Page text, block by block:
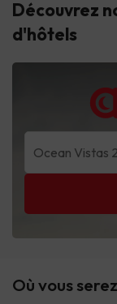
Où vous serez
Découvrez
d'hôtels